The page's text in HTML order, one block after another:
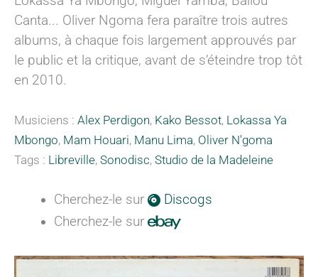
Canta... Oliver Ngoma fera paraître trois autres
albums, à chaque fois largement approuvés par
le public et la critique, avant de s’éteindre trop tôt
en 2010.
Musiciens : Alex Perdigon, Kako Bessot, Lokassa Ya
Mbongo, Mam Houari, Manu Lima, Oliver N'goma
Tags : Libreville, Sonodisc, Studio de la Madeleine
Cherchez-le sur
Discogs
Cherchez-le sur